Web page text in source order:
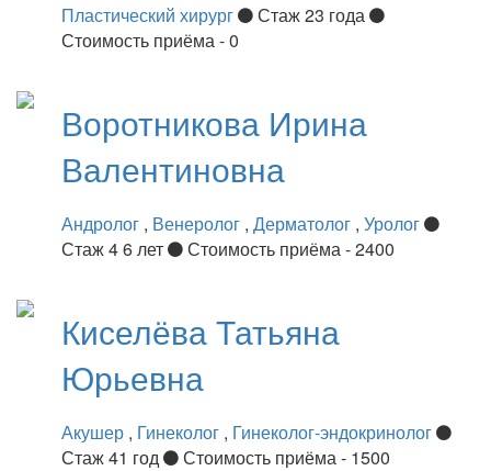
Пластический хирург
Стаж 23 года
Стоимость приёма - 0
Воротникова Ирина
Валентиновна
Андролог , Венеролог , Дерматолог , Уролог
Стаж 4 6 лет
Стоимость приёма - 2400
КиселёваТатьяна
Юрьевна
Акушер , Гинеколог , Гинеколог-эндокринолог
Стаж 41 год
Стоимость приёма - 1500